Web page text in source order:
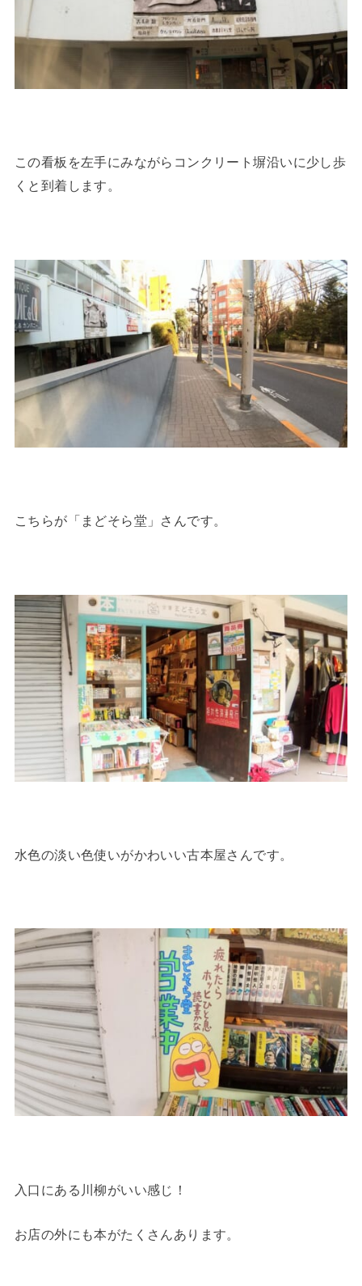
この看板を左手にみながらコンクリート塀沿いに少し歩
くと到着します。
こちらが「まどそら堂」さんです。
水色の淡い色使いがかわいい古本屋さんです。
入口にある川柳がいい感じ！
お店の外にも本がたくさんあります。